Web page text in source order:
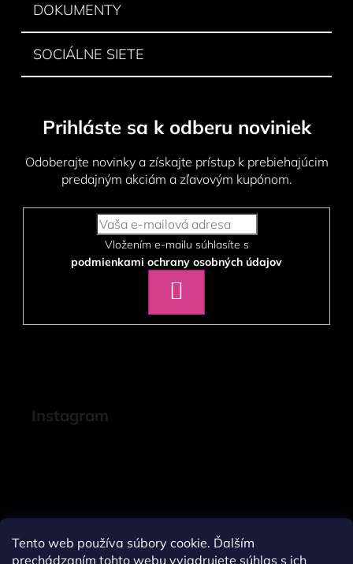
Tento web používa súbory cookie. Ďalším
prechádzaním tohto webu vyjadrujete súhlas s ich
DOKUMENTY
SOCIÁLNE SIETE
Prihláste sa k odberu noviniek
Odoberajte novinky a získajte prístup k prebiehajúcim
predajným akciám a zľavovým kupónom.
podmienkami ochrany osobných údajov
SA
Instagram